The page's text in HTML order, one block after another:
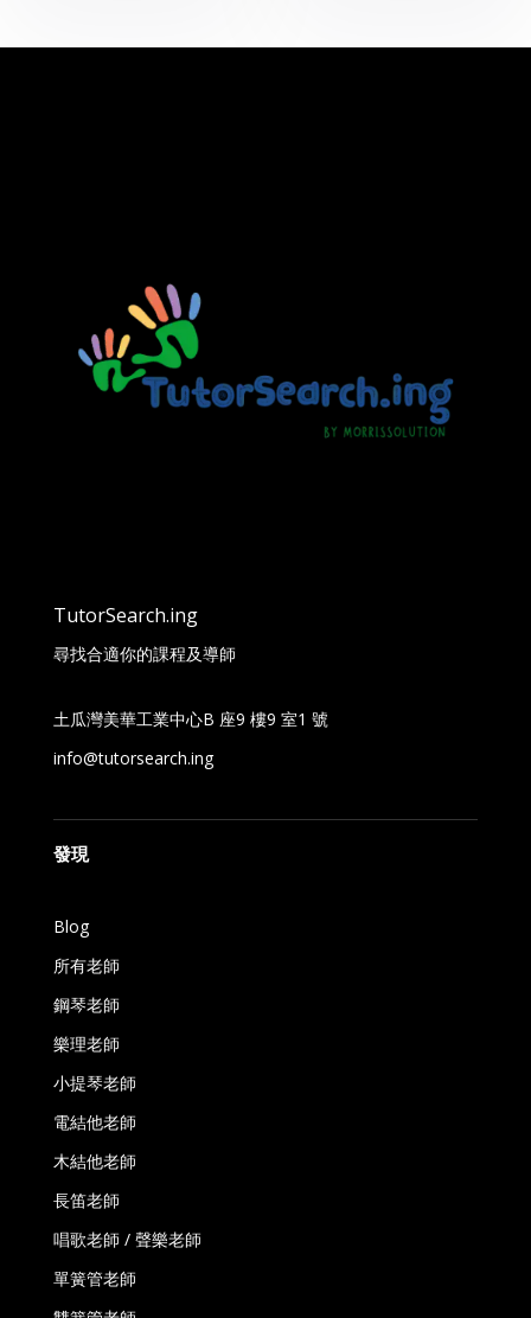
TutorSearch.ing
尋找合適你的課程及導師
土瓜灣美華工業中心B 座9 樓9 室1 號
info@tutorsearch.ing
發現
Blog
所有老師
鋼琴老師
樂理老師
小提琴老師
電結他老師
木結他老師
長笛老師
唱歌老師 / 聲樂老師
單簧管老師